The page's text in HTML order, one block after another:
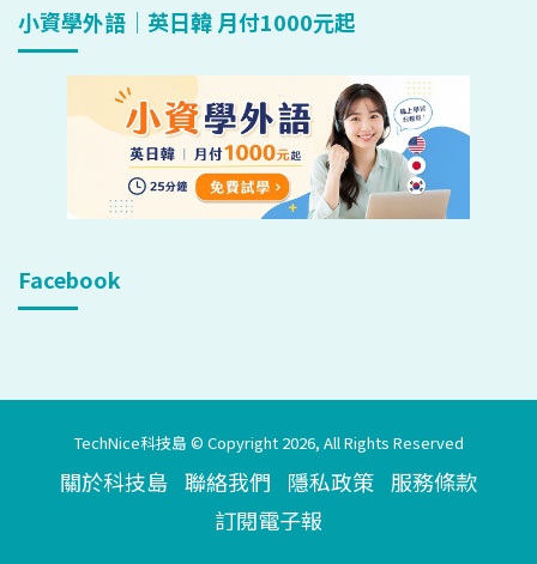
小資學外語｜英日韓 月付1000元起
Facebook
TechNice科技島 © Copyright 2026, All Rights Reserved
關於科技島 聯絡我們 隱私政策 服務條款
訂閱電子報